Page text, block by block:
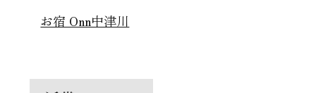
お宿 Onn中津川